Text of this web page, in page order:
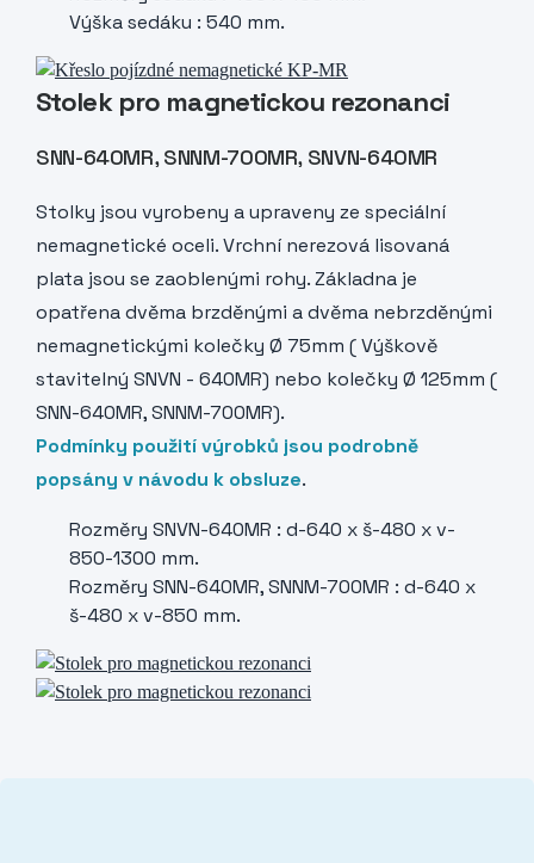
Výška sedáku : 540 mm.
Stolek pro magnetickou rezonanci
SNN-640MR, SNNM-700MR, SNVN-640MR
Stolky jsou vyrobeny a upraveny ze speciální
nemagnetické oceli. Vrchní nerezová lisovaná
plata jsou se zaoblenými rohy. Základna je
opatřena dvěma brzděnými a dvěma nebrzděnými
nemagnetickými kolečky Ø 75mm ( Výškově
stavitelný SNVN - 640MR) nebo kolečky Ø 125mm (
SNN-640MR, SNNM-700MR).
Podmínky použití výrobků jsou podrobně
popsány v návodu k obsluze.
Rozměry SNVN-640MR : d-640 x š-480 x v-
850-1300 mm.
Rozměry SNN-640MR, SNNM-700MR : d-640 x
š-480 x v-850 mm.